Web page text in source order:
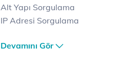
Alt Yapı Sorgulama
IP Adresi Sorgulama
Avantajlı İnternet
Devamını Gör